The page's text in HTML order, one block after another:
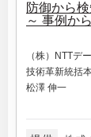
防御から
～ 事例か
（株）NTTデ
技術革新統括
松澤 伸一